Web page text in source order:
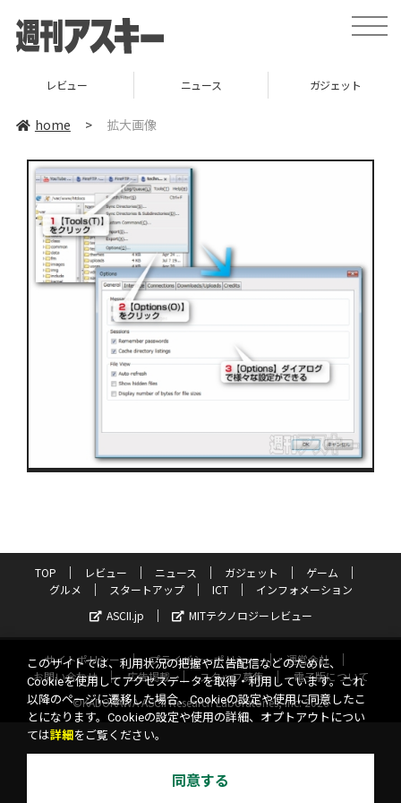
toggle
レビュー ニュース ガジェット
home > 拡大画像
TOP レビュー ニュース ガジェット
ゲーム
グルメ
スタートアップ ICT
インフォメーション
ASCII.jp
MITテクノロジーレビュー
サイトポリシー プライバシーポリシー
運営会社
お問い合わせ
広告掲載 スタッフ募集
電子版について
©KADOKAWA ASCII Research Laboratories, Inc. 2026
このサイトでは、利用状況の把握や広告配信などのために、
Cookieを使用してアクセスデータを取得・利用しています。これ
以降のページに遷移した場合、Cookieの設定や使用に同意したこ
とになります。Cookieの設定や使用の詳細、オプトアウトについ
ては詳細 をご覧ください。
同意する